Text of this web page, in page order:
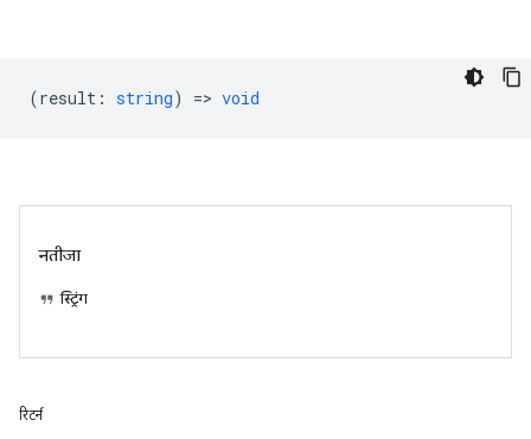
(result : string) => void
नतीजा
स्ट्रिंग
रिटर्न